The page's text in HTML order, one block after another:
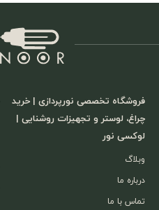
فروشگاه تخصصی نورپردازی | خرید
چراغ، لوستر و تجهیزات روشنایی |
لوکسی نور
وبلاگ
درباره ما
تماس با ما